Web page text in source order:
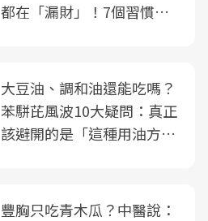
都在「漏財」！7個習慣一
大豆油、調和油還能吃嗎？
苯駢芘風波10大疑問：真正
該避開的是「這種用油方
豐胸只吃青木瓜？中醫說：